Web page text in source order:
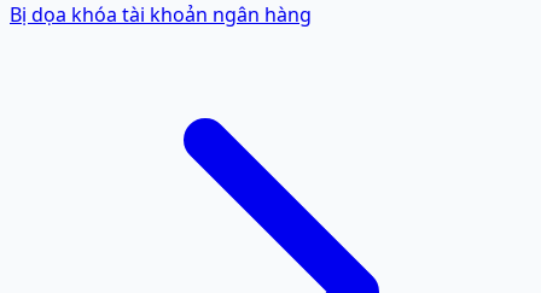
Bị dọa khóa tài khoản ngân hàng